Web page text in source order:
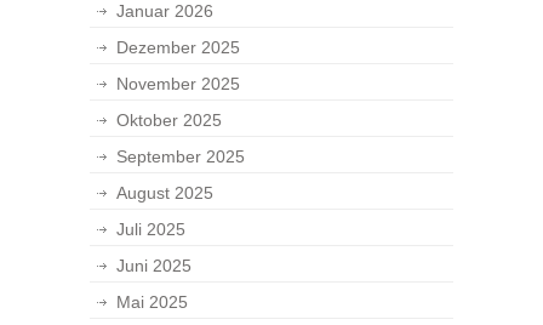
Januar 2026
Dezember 2025
November 2025
Oktober 2025
September 2025
August 2025
Juli 2025
Juni 2025
Mai 2025